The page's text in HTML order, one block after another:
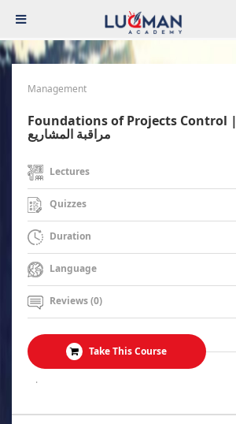
Management
Foundations of Projects Control | أسس ومهام
مراقبة المشاريع
Lectures
Quizzes
Duration
Language
Reviews (0)
Take This Course
.